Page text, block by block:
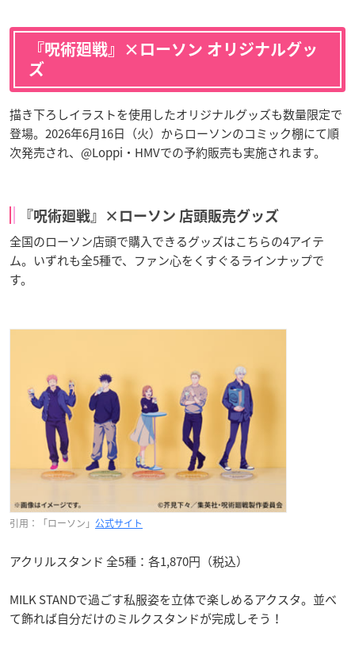
『呪術廻戦』×ローソン オリジナルグッ
ズ
描き下ろしイラストを使用したオリジナルグッズも数量限定で
登場。2026年6月16日（火）からローソンのコミック棚にて順
次発売され、@Loppi・HMVでの予約販売も実施されます。
『呪術廻戦』×ローソン 店頭販売グッズ
全国のローソン店頭で購入できるグッズはこちらの4アイテ
ム。いずれも全5種で、ファン心をくすぐるラインナップで
す。
引用：「ローソン」 公式サイト
アクリルスタンド 全5種：各1,870円（税込）
MILK STANDで過ごす私服姿を立体で楽しめるアクスタ。並べ
て飾れば自分だけのミルクスタンドが完成しそう！